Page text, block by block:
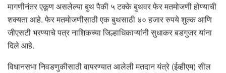
मागणीनंतर एकूण असलेल्या बुथ पैकी ५ टक्के बुथवर फेर मतमोजणी होण्याची
शक्यता आहे. फेर मतमोजणीसाठी एक बुथसाठी ४० हजार रुपये शुल्क आणि
जीएसटी भरण्याचे पत्र नाशिकच्या जिल्हाधिकाऱ्यांनी सुधाकर बडगुजर यांना
दिले आहे.
विधानसभा निवडणुकीसाठी वापरण्यात आलेली मतदान यंत्रे (ईव्हीएम) सील